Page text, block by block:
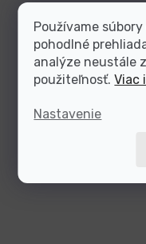
Používame
pohodlné
analýze neustále
použiteľnosť.Viac
Nastavenie